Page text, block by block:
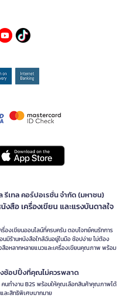
รีเทล คอร์ปอเรชั่น จำกัด (มหาชน)
งสือ เครื่องเขียน และแรงบันดาลใจ
องเขียนออนไลน์ที่ครบครัน ตอบโจทย์คนรักการ
นมีร้านหนังสือใกล้ฉันอยู่ในมือ ช้อปง่าย ไม่ต้อง
สือหลากหลายแนวและเครื่องเขียนคุณภาพ พร้อม
งช้อปปิ้งที่คุณไม่ควรพลาด
คนทำงาน B2S พร้อมให้คุณเลือกสินค้าคุณภาพได้
ละสิทธิพิเศษมากมาย